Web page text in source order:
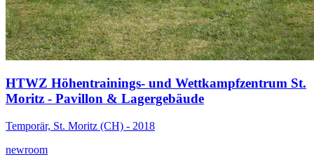
HTWZ Höhentrainings- und Wettkampfzentrum St.
Moritz - Pavillon & Lagergebäude
Temporär, St. Moritz (CH) - 2018
newroom